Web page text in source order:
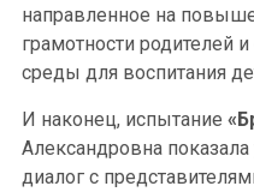
направленное на
грамотности родителей
среды для воспитания
И наконец, испытание
Александровна
диалог с